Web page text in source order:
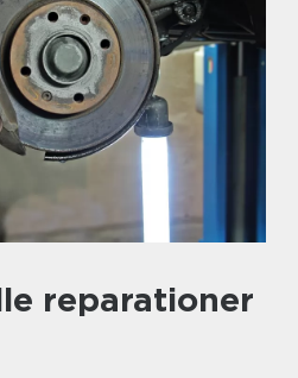
reparationer